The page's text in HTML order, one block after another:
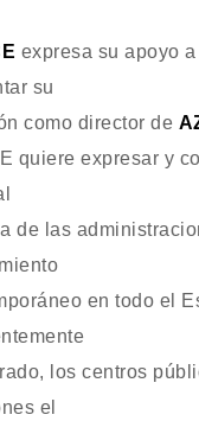
expresa su apoyo
su
como director de
quiere expresar y
de las
en todo el
los centros
el